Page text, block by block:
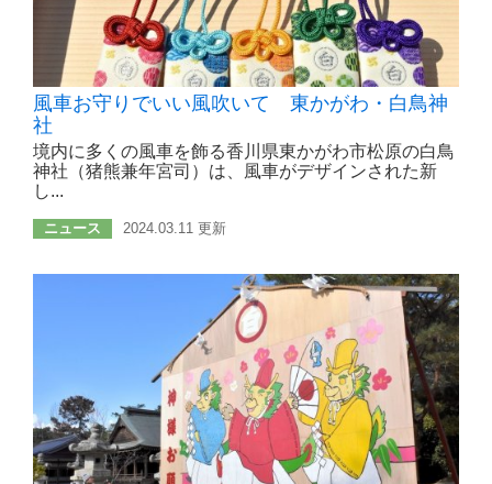
風車お守りでいい風吹いて 東かがわ・白鳥神
社
境内に多くの風車を飾る香川県東かがわ市松原の白鳥
神社（猪熊兼年宮司）は、風車がデザインされた新
し...
ニュース 2024.03.11 更新